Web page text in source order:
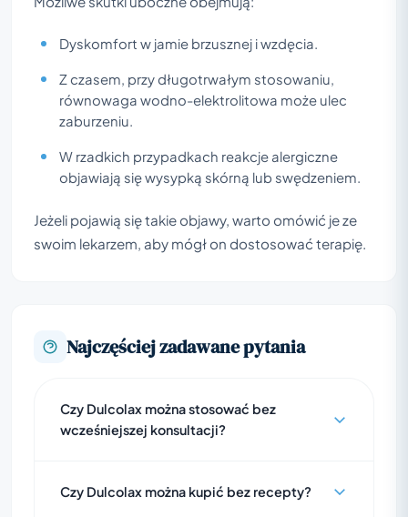
Dyskomfort w jamie brzusznej i wzdęcia.
Z czasem, przy długotrwałym stosowaniu,
równowaga wodno-elektrolitowa może ulec
zaburzeniu.
W rzadkich przypadkach reakcje alergiczne
objawiają się wysypką skórną lub swędzeniem.
Jeżeli pojawią się takie objawy, warto omówić je ze
swoim lekarzem, aby mógł on dostosować terapię.
Najczęściej zadawane pytania
Czy Dulcolax można stosować bez
wcześniejszej konsultacji?
Czy Dulcolax można kupić bez recepty?